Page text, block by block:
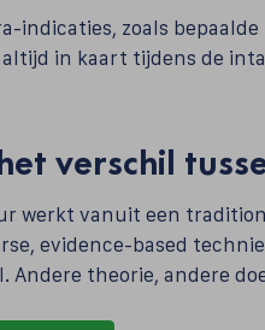
indicaties, zoals
in kaart tijdens de
verschil
werkt vanuit een
evidence-based
Andere theorie, andere